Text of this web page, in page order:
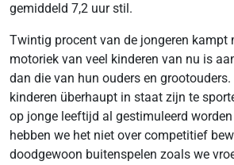
gemiddeld 7,2 uur stil.
Twintig procent van de jongeren kampt
motoriek van veel kinderen van nu is
dan die van hun ouders en
kinderen überhaupt in staat zijn te
op jonge leeftijd al gestimuleerd
hebben we het niet over competitief
doodgewoon buitenspelen zoals we